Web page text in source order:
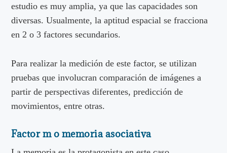
estudio es muy amplia, ya que las capacidades son
diversas. Usualmente, la aptitud espacial se fracciona
en 2 o 3 factores secundarios.
Para realizar la medición de este factor, se utilizan
pruebas que involucran comparación de imágenes a
partir de perspectivas diferentes, predicción de
movimientos, entre otras.
Factor m o memoria asociativa